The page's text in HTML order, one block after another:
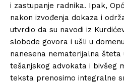
i zastupanje radnika. ​Ipak,
nakon izvođenja dokaza i
utvrdio da su navodi iz
slobode govora i ušli u
nanesena nematerijalna šteta
tešanjskog advokata i bivšeg
teksta prenosimo integralne